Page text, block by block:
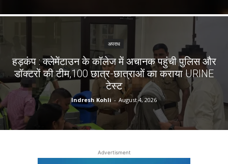
अपराध
हड़कंप : क्लेमेंटाउन के कॉलेज में अचानक पहुंची पुलिस और
डॉक्टरों की टीम,100 छात्र-छात्राओं का कराया URINE
टेस्ट
Indresh Kohli - August 4, 2026
Advertisment